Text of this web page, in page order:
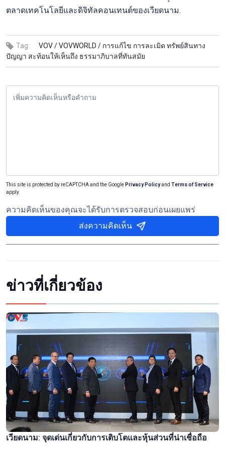
ตลาดเทคโนโลยีและดิจิทัลคอนเทนต์ของเวียดนาม.
Tag: VOV /VOVWORLD / การแก้ไข การละเมิด ทรัพย์สินทาง
ปัญญา สะท้อนให้เห็นถึง ธรรมาภิบาลที่ทันสมัย
This site is protected by reCAPTCHA and the Google Privacy Policyand Terms of Service
apply.
ความคิดเห็นของคุณจะได้รับการตรวจสอบก่อนเผยแพร่
ส่งความคิดเห็น
ข่าวที่เกี่ยวข้อง
เวียดนาม: จุดเด่นเกี่ยวกับการเติบโตและหุ้นส่วนที่น่าเชื่อถือ